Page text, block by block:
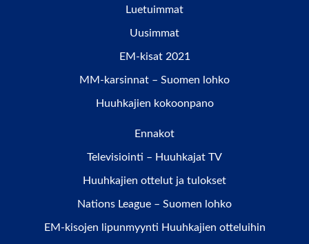
Luetuimmat
Uusimmat
EM-kisat 2021
MM-karsinnat – Suomen lohko
Huuhkajien kokoonpano
Ennakot
Televisiointi – Huuhkajat TV
Huuhkajien ottelut ja tulokset
Nations League – Suomen lohko
EM-kisojen lipunmyynti Huuhkajien otteluihin